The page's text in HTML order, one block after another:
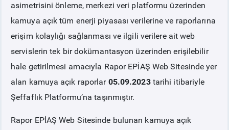
asimetrisini önleme, merkezi veri platformu üzerinden
kamuya açık tüm enerji piyasası verilerine ve raporlarına
erişim kolaylığı sağlanması ve ilgili verilere ait web
servislerin tek bir dokümantasyon üzerinden erişilebilir
hale getirilmesi amacıyla Rapor EPİAŞ Web Sitesinde yer
alan kamuya açık raporlar 05.09.2023tarihi itibariyle
Şeffaflık Platformu’na taşınmıştır.
Rapor EPİAŞ Web Sitesinde bulunan kamuya açık